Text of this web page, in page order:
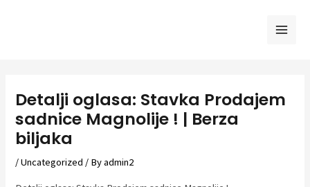
Detalji oglasa: Stavka Prodajem
sadnice Magnolije ! | Berza
biljaka
/Uncategorized / Byadmin2